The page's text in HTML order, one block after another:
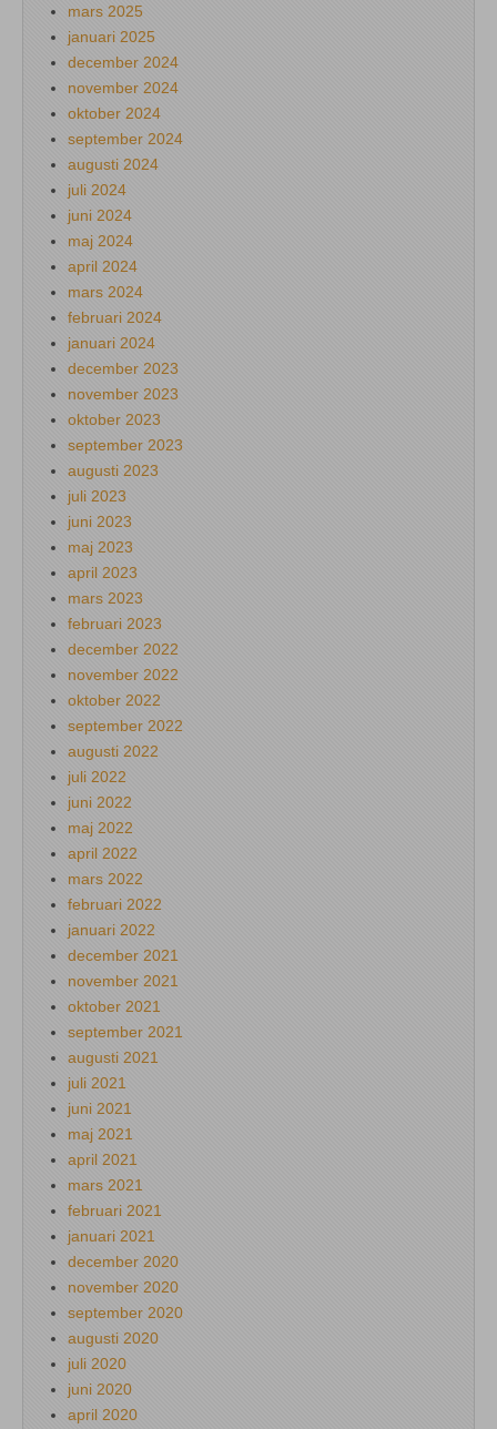
mars 2025
januari 2025
december 2024
november 2024
oktober 2024
september 2024
augusti 2024
juli 2024
juni 2024
maj 2024
april 2024
mars 2024
februari 2024
januari 2024
december 2023
november 2023
oktober 2023
september 2023
augusti 2023
juli 2023
juni 2023
maj 2023
april 2023
mars 2023
februari 2023
december 2022
november 2022
oktober 2022
september 2022
augusti 2022
juli 2022
juni 2022
maj 2022
april 2022
mars 2022
februari 2022
januari 2022
december 2021
november 2021
oktober 2021
september 2021
augusti 2021
juli 2021
juni 2021
maj 2021
april 2021
mars 2021
februari 2021
januari 2021
december 2020
november 2020
september 2020
augusti 2020
juli 2020
juni 2020
april 2020